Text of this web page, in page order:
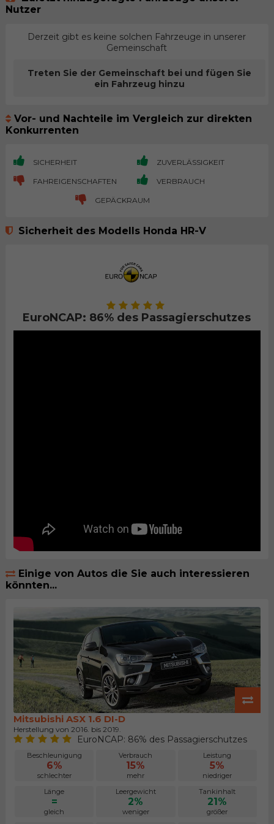
Nutzer
Derzeit gibt es keine solchen Fahrzeuge in unserer
Gemeinschaft
Treten Sie der Gemeinschaft bei und fügen Sie
ein Fahrzeug hinzu
Vor- und Nachteile im Vergleich zur direkten
Konkurrenten
SICHERHEIT ZUVERLÄSSIGKEIT
FAHREIGENSCHAFTEN VERBRAUCH
GEPÄCKRAUM
Sicherheit des Modells Honda HR-V
EuroNCAP: 86% des Passagierschutzes
Einige von Autos die Sie auch interessieren
könnten...
Mitsubishi ASX 1.6 DI-D
Herstellung von 2016. bis 2019.
EuroNCAP: 86% des Passagierschutzes
Beschleunigung
6%
schlechter
Verbrauch
15%
mehr
Leistung
5%
niedriger
Länge
=
gleich
Leergewicht
2%
weniger
Tankinhalt
21%
größer